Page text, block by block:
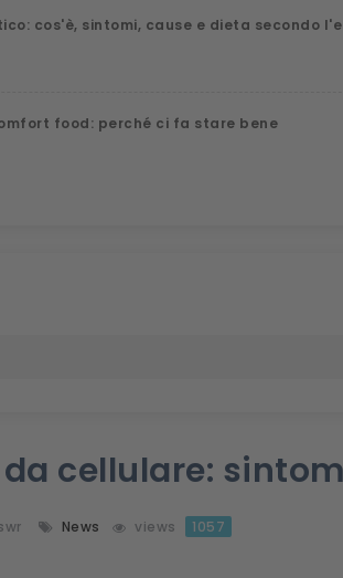
cos'è, sintomi, cause e dieta secondo
food: perché ci fa stare bene
cellulare:
News views 1057